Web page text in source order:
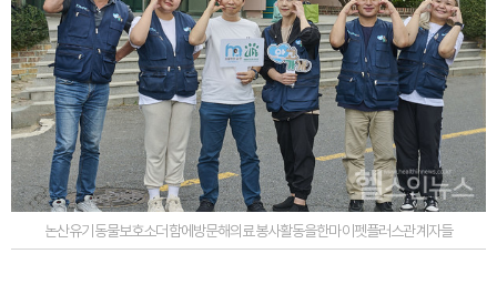
논산유기동물보호소더함에방문해의료봉사활동을한마이펫플러스관계자들